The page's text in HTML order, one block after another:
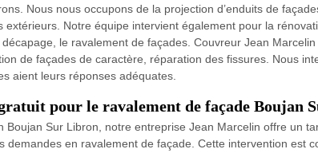
Nous nous occupons de la projection d’enduits de
extérieurs. Notre équipe intervient également pour la
le ravalement de façades. Couvreur Jean
de façades de caractère, réparation des fissures. Nous
aient leurs réponses adéquates.
pour le ravalement de façade Boujan
Boujan Sur Libron, notre entreprise Jean Marcelin offre un
demandes en ravalement de façade. Cette intervention est